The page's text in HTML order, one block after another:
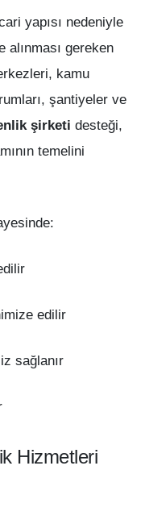
yapısı nedeniyle
alınması gereken
kamu
şantiyeler ve
şirketi desteği,
temelini
edilir
sağlanır
Hizmetleri